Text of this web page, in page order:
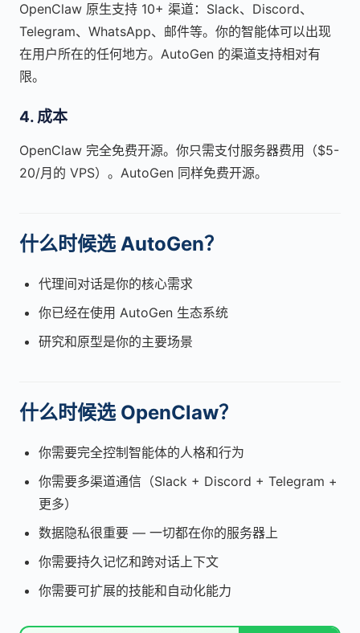
OpenClaw 原生支持 10+ 渠道：Slack、Discord、
Telegram、WhatsApp、邮件等。你的智能体可以出现
在用户所在的任何地方。AutoGen 的渠道支持相对有
限。
4. 成本
OpenClaw 完全免费开源。你只需支付服务器费用（$5-
20/月的 VPS）。AutoGen 同样免费开源。
什么时候选 AutoGen？
代理间对话是你的核心需求
你已经在使用 AutoGen 生态系统
研究和原型是你的主要场景
什么时候选 OpenClaw？
你需要完全控制智能体的人格和行为
你需要多渠道通信（Slack + Discord + Telegram +
更多）
数据隐私很重要 — 一切都在你的服务器上
你需要持久记忆和跨对话上下文
你需要可扩展的技能和自动化能力